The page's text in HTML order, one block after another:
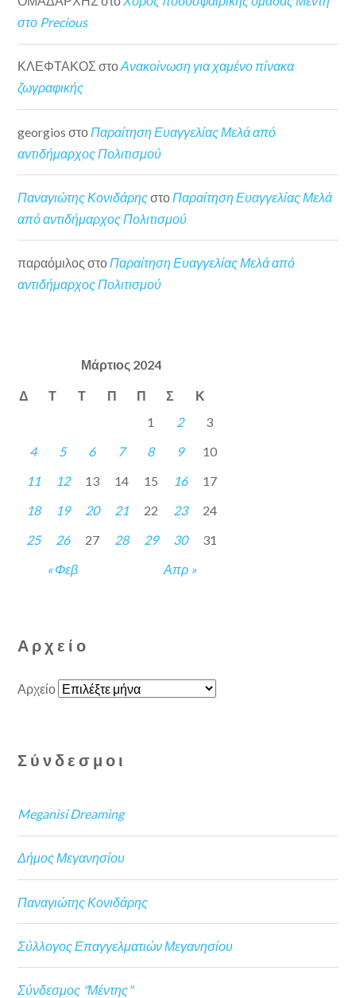
στο Precious
ΚΛΕΦΤΑΚΟΣ στοΑνακοίνωση για χαμένο πίνακα
ζωγραφικής
georgios στο Παραίτηση Ευαγγελίας Μελά από
αντιδήμαρχος Πολιτισμού
Παναγιώτης Κονιδάρηςστο Παραίτηση Ευαγγελίας Μελά
από αντιδήμαρχος Πολιτισμού
παραόμιλος στοΠαραίτηση Ευαγγελίας Μελά από
αντιδήμαρχος Πολιτισμού
Μάρτιος 2024
Δ Τ Τ Π Π Σ Κ
« Φεβ Απρ »
1 2
3
4
5 6 7 8 9
10
11
12 13 14 15 16
17
18
19 20 21 22 23
24
25
26 27 28 29 30 31
Αρχείο
Αρχείο
Σύνδεσμοι
Meganisi Dreaming
Δήμος Μεγανησίου
Παναγιώτης Κονιδάρης
Σύλλογος Επαγγελματιών Μεγανησίου
Σύνδεσμος "Μέντης"